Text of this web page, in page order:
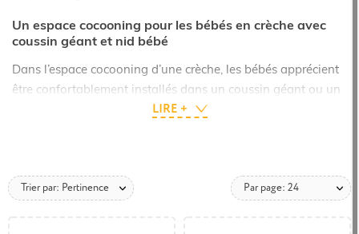
Un espace cocooning pour les bébés en crèche avec
coussin géant et nid bébé
Dans l’espace cocooning d’une crèche, les bébés apprécient
être confortablement installés dans un coussin géant ou un
nid bébé, conçus pour créer un environnement doux et
sont des assises en mousse adaptées aux structures petite
enfance comme les crèches, MAM et haltes-garderies.
LIRE +
Trier par: Pertinence Par page: 24